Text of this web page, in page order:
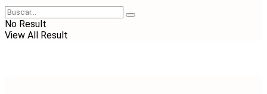
No Result
View All Result